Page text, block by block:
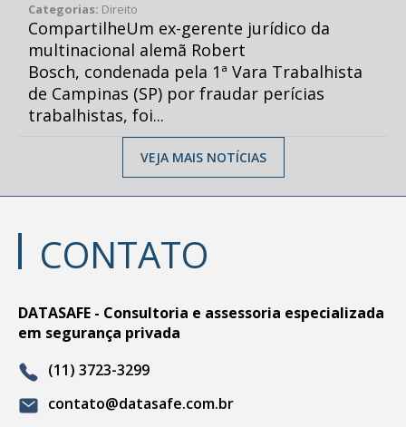
Categorias: Direito
CompartilheUm ex-gerente jurídico da
multinacional alemã Robert
Bosch, condenada pela 1ª Vara Trabalhista
de Campinas (SP) por fraudar perícias
trabalhistas, foi...
VEJA MAIS NOTÍCIAS
CONTATO
DATASAFE - Consultoria e assessoria especializada
em segurança privada
(11) 3723-3299
contato@datasafe.com.br